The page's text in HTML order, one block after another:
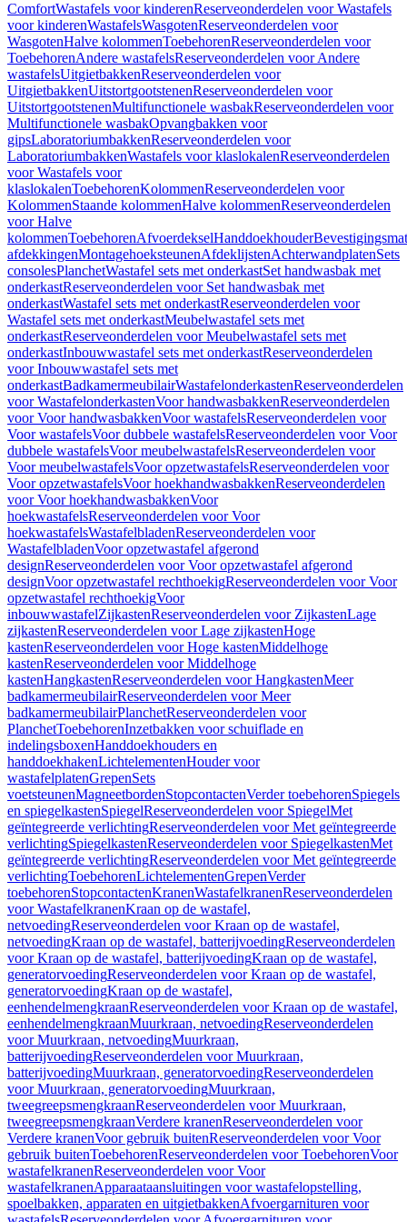
ComfortWastafels voor kinderenReserveonderdelen voor Wastafels
voor kinderenWastafelsWasgotenReserveonderdelen voor
WasgotenHalve kolommenToebehorenReserveonderdelen voor
ToebehorenAndere wastafelsReserveonderdelen voor Andere
wastafelsUitgietbakkenReserveonderdelen voor
UitgietbakkenUitstortgootstenenReserveonderdelen voor
UitstortgootstenenMultifunctionele wasbakReserveonderdelen voor
Multifunctionele wasbakOpvangbakken voor
gipsLaboratoriumbakkenReserveonderdelen voor
LaboratoriumbakkenWastafels voor klaslokalenReserveonderdelen
voor Wastafels voor
klaslokalenToebehorenKolommenReserveonderdelen voor
KolommenStaande kolommenHalve kolommenReserveonderdelen
voor Halve
kolommenToebehorenAfvoerdekselHanddoekhouder
afdekkingenMontagehoeksteunenAfdeklijstenAchterwandplatenSets
consolesPlanchetWastafel sets met onderkastSet handwasbak met
onderkastReserveonderdelen voor Set handwasbak met
onderkastWastafel sets met onderkastReserveonderdelen voor
Wastafel sets met onderkastMeubelwastafel sets met
onderkastReserveonderdelen voor Meubelwastafel sets met
onderkastInbouwwastafel sets met onderkastReserveonderdelen
voor Inbouwwastafel sets met
onderkastBadkamermeubilairWastafelonderkastenReserveonderdelen
voor WastafelonderkastenVoor handwasbakkenReserveonderdelen
voor Voor handwasbakkenVoor wastafelsReserveonderdelen voor
Voor wastafelsVoor dubbele wastafelsReserveonderdelen voor Voor
dubbele wastafelsVoor meubelwastafelsReserveonderdelen voor
Voor meubelwastafelsVoor opzetwastafelsReserveonderdelen voor
Voor opzetwastafelsVoor hoekhandwasbakkenReserveonderdelen
voor Voor hoekhandwasbakkenVoor
hoekwastafelsReserveonderdelen voor Voor
hoekwastafelsWastafelbladenReserveonderdelen voor
WastafelbladenVoor opzetwastafel afgerond
designReserveonderdelen voor Voor opzetwastafel afgerond
designVoor opzetwastafel rechthoekigReserveonderdelen voor Voor
opzetwastafel rechthoekigVoor
inbouwwastafelZijkastenReserveonderdelen voor ZijkastenLage
zijkastenReserveonderdelen voor Lage zijkastenHoge
kastenReserveonderdelen voor Hoge kastenMiddelhoge
kastenReserveonderdelen voor Middelhoge
kastenHangkastenReserveonderdelen voor HangkastenMeer
badkamermeubilairReserveonderdelen voor Meer
badkamermeubilairPlanchetReserveonderdelen voor
PlanchetToebehorenInzetbakken voor schuiflade en
indelingsboxenHanddoekhouders en
handdoekhakenLichtelementenHouder voor
wastafelplatenGrepenSets
voetsteunenMagneetbordenStopcontactenVerder toebehorenSpiegels
en spiegelkastenSpiegelReserveonderdelen voor SpiegelMet
geïntegreerde verlichtingReserveonderdelen voor Met geïntegreerde
verlichtingSpiegelkastenReserveonderdelen voor SpiegelkastenMet
geïntegreerde verlichtingReserveonderdelen voor Met geïntegreerde
verlichtingToebehorenLichtelementenGrepenVerder
toebehorenStopcontactenKranenWastafelkranenReserveonderdelen
voor WastafelkranenKraan op de wastafel,
netvoedingReserveonderdelen voor Kraan op de wastafel,
netvoedingKraan op de wastafel, batterijvoedingReserveonderdelen
voor Kraan op de wastafel, batterijvoedingKraan op de wastafel,
generatorvoedingReserveonderdelen voor Kraan op de wastafel,
generatorvoedingKraan op de wastafel,
eenhendelmengkraanReserveonderdelen voor Kraan op de wastafel,
eenhendelmengkraanMuurkraan, netvoedingReserveonderdelen
voor Muurkraan, netvoedingMuurkraan,
batterijvoedingReserveonderdelen voor Muurkraan,
batterijvoedingMuurkraan, generatorvoedingReserveonderdelen
voor Muurkraan, generatorvoedingMuurkraan,
tweegreepsmengkraanReserveonderdelen voor Muurkraan,
tweegreepsmengkraanVerdere kranenReserveonderdelen voor
Verdere kranenVoor gebruik buitenReserveonderdelen voor Voor
gebruik buitenToebehorenReserveonderdelen voor ToebehorenVoor
wastafelkranenReserveonderdelen voor Voor
wastafelkranenApparaataansluitingen voor wastafelopstelling,
spoelbakken, apparaten en uitgietbakkenAfvoergarnituren voor